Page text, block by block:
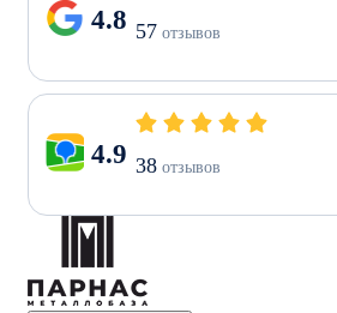
4.8 57 отзывов
4.9 38 отзывов